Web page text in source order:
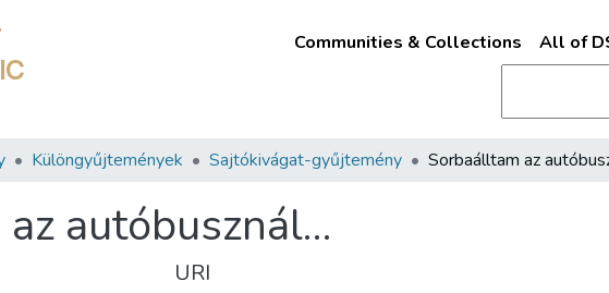
Communities & Collections All of
Különgyűjtemények Sajtókivágat-gyűjtemény
autóbusznál…
URI